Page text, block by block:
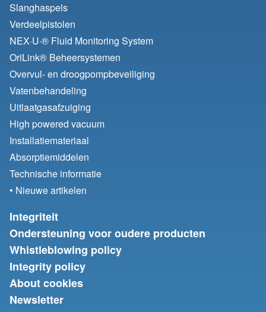
Slanghaspels
Verdeelpistolen
NEX·U·® Fluid Monitoring System
OriLink® Beheersystemen
Overvul- en droogpompbeveiliging
Vatenbehandeling
Uitlaatgasafzuiging
High powered vacuum
Installatiemateriaal
Absorptiemiddelen
Technische informatie
• Nieuwe artikelen
Integriteit
Ondersteuning voor oudere producten
Whistleblowing policy
Integrity policy
About cookies
Newsletter